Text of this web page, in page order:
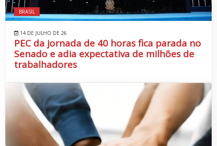
BRASIL
14 DE JULHO DE 26
PEC da jornada de 40 horas fica parada no
Senado e adia expectativa de milhões de
trabalhadores